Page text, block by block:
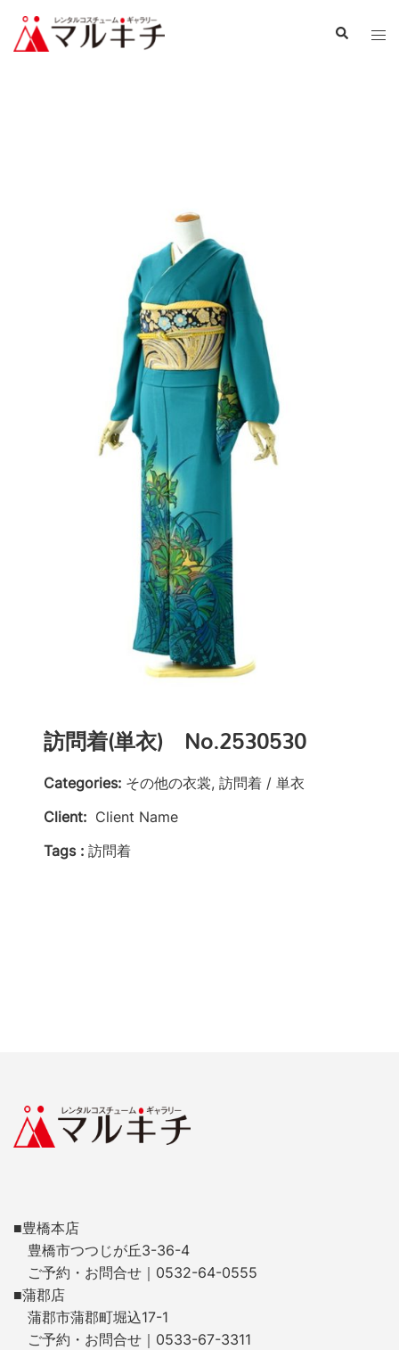
訪問着(単衣) No.2530530
Categories: その他の衣裳, 訪問着 / 単衣
Client: Client Name
Tags : 訪問着
■豊橋本店
豊橋市つつじが丘3-36-4
ご予約・お問合せ｜0532-64-0555
■蒲郡店
蒲郡市蒲郡町堀込17-1
ご予約・お問合せ｜0533-67-3311